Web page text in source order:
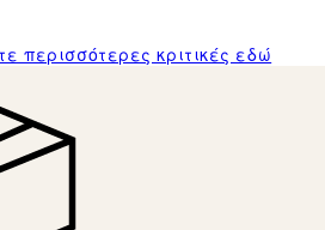
περισσότερες κριτικές εδώ